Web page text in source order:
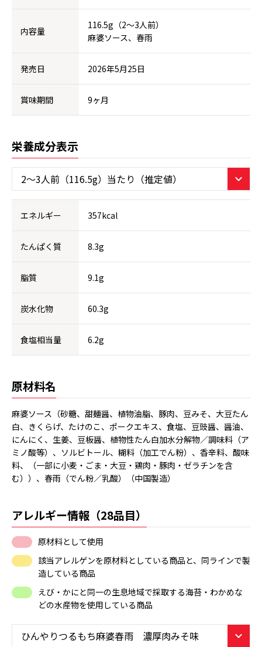
内容量
116.5g（2～3人前）
麻婆ソース、春雨
発売日 2026年5月25日
賞味期間 9ヶ月
栄養成分表示
エネルギー 357kcal
たんぱく質 8.3g
脂質 9.1g
炭水化物 60.3g
食塩相当量 6.2g
原材料名
麻婆ソース（砂糖、甜麺醤、植物油脂、豚肉、豆みそ、大豆たん
白、きくらげ、たけのこ、ポークエキス、食塩、豆豉醤、醤油、
にんにく、生姜、豆板醤、植物性たん白加水分解物／調味料（ア
ミノ酸等）、ソルビトール、糊料（加工でん粉）、香辛料、酸味
料、（一部に小麦・ごま・大豆・鶏肉・豚肉・ゼラチンを含
む））、春雨（でん粉／乳酸）（中国製造）
アレルギー情報（28品目）
原材料として使用
該当アレルゲンを原材料としている商品と、同ラインで製
造している商品
えび・かにと同一の生息地域で採取する海苔・わかめな
どの水産物を使用している商品